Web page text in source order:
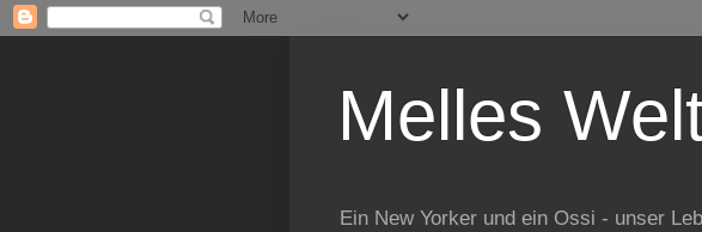
Melles
Ein New Yorker und ein Ossi - unser